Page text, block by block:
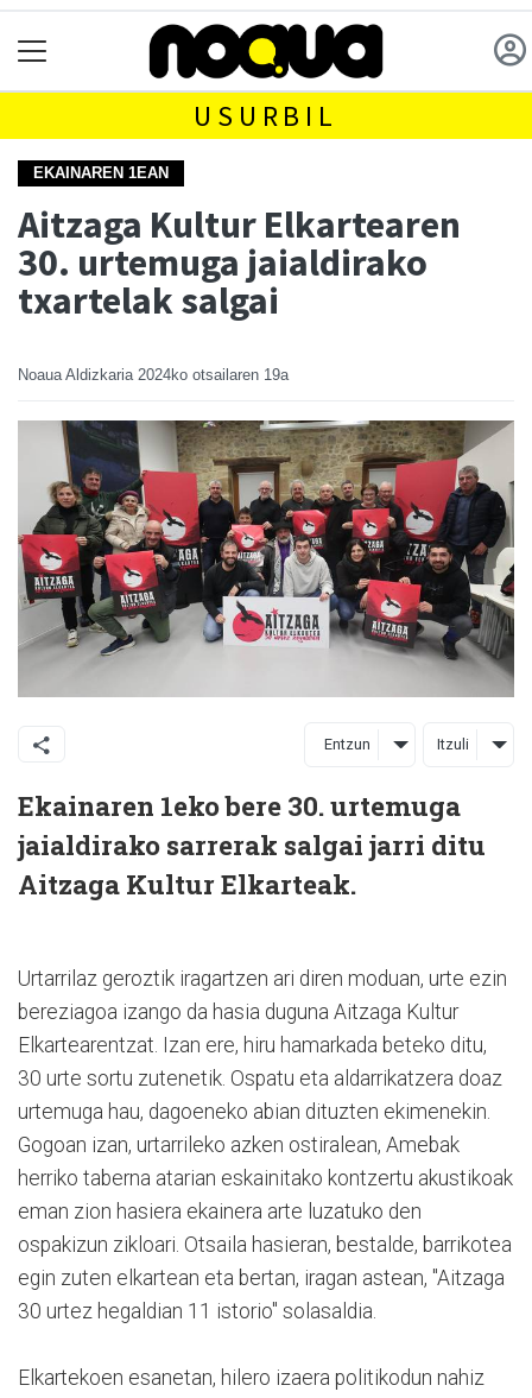
USURBIL
EKAINAREN 1EAN
Aitzaga Kultur Elkartearen
30. urtemuga jaialdirako
txartelak salgai
Noaua Aldizkaria 2024ko otsailaren 19a
Entzun Itzuli
Ekainaren 1eko bere 30. urtemuga
jaialdirako sarrerak salgai jarri ditu
Aitzaga Kultur Elkarteak.
Urtarrilaz geroztik iragartzen ari diren moduan, urte ezin
bereziagoa izango da hasia duguna Aitzaga Kultur
Elkartearentzat. Izan ere, hiru hamarkada beteko ditu,
30 urte sortu zutenetik. Ospatu eta aldarrikatzera doaz
urtemuga hau, dagoeneko abian dituzten ekimenekin.
Gogoan izan, urtarrileko azken ostiralean, Amebak
herriko taberna atarian eskainitako kontzertu akustikoak
eman zion hasiera ekainera arte luzatuko den
ospakizun zikloari. Otsaila hasieran, bestalde, barrikotea
egin zuten elkartean eta bertan, iragan astean, "Aitzaga
30 urtez hegaldian 11 istorio" solasaldia.
Elkartekoen esanetan, hilero izaera politikodun nahiz